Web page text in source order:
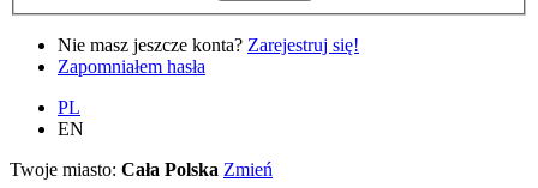
Nie masz jeszcze konta? Zarejestruj się!
Zapomniałem hasła
PL
EN
Twoje miasto: Cała Polska Zmień